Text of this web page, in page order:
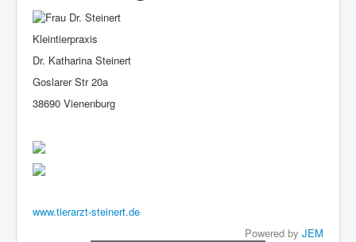
Kleintierpraxis
Dr. Katharina Steinert
Goslarer Str 20a
38690 Vienenburg
www.tierarzt-steinert.de
Powered by JEM